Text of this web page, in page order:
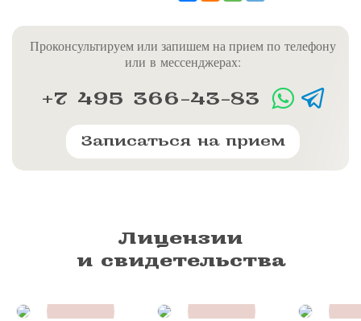
Проконсультируем или запишем на прием по телефону
или в мессенджерах:
+7 495 366-43-83
Записаться на прием
Лицензии
и свидетельства